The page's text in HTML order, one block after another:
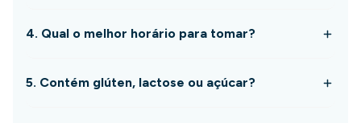
4. Qual o melhor horário para tomar?
5. Contém glúten, lactose ou açúcar?